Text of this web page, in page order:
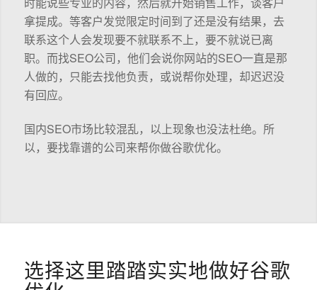
拿提成。等客户发觉限定时间到了还是没有结果，去
联系这个人会发现要不就联系不上，要不就说已离
职。而找SEO公司，他们会说你网站的SEO一直是那
人做的，只能去找他负责，或说帮你处理，却迟迟没
有回应。
国内SEO市场比较混乱，以上现象也没法杜绝。所
以，要找靠谱的公司来帮你做谷歌优化。
选择这里踏踏实实地做好谷歌